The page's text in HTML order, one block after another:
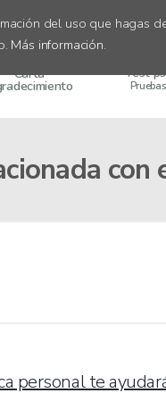
del uso que hagas
Más información.
Carta Test
con
personal te